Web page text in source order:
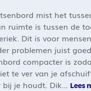
mist het
ruimte is tussen de
Dit is voor
problemen juist
compacter is
te ver van je
je houdt. Dik...
Lees